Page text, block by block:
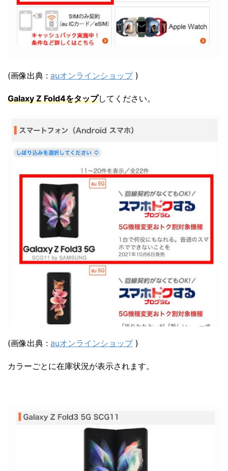
(画像出典 : auオンラインショップ)
Galaxy Z Fold4をタップしてください。
(画像出典 : auオンラインショップ)
カラーごとに在庫状況が表示されます。